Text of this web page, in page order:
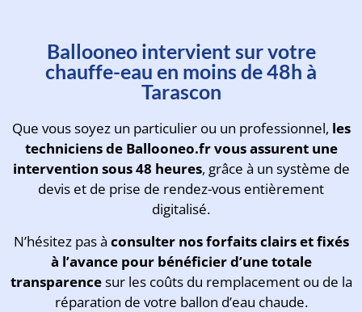
Planifiez l'intervention d'un de
nos experts en moins d'une
minute
Ballooneo intervient sur votre
chauffe-eau en moins de 48h à
Tarascon
Que vous soyez un particulier ou un professionnel, les
techniciens de Ballooneo.fr vous assurent une
intervention sous 48 heures, grâce à un système de
devis et de prise de rendez-vous entièrement
digitalisé.
N’hésitez pas à consulter nos forfaits clairs et fixés
à l’avance pour bénéficier d’une totale
transparencesur les coûts du remplacement ou de la
réparation de votre ballon d’eau chaude.